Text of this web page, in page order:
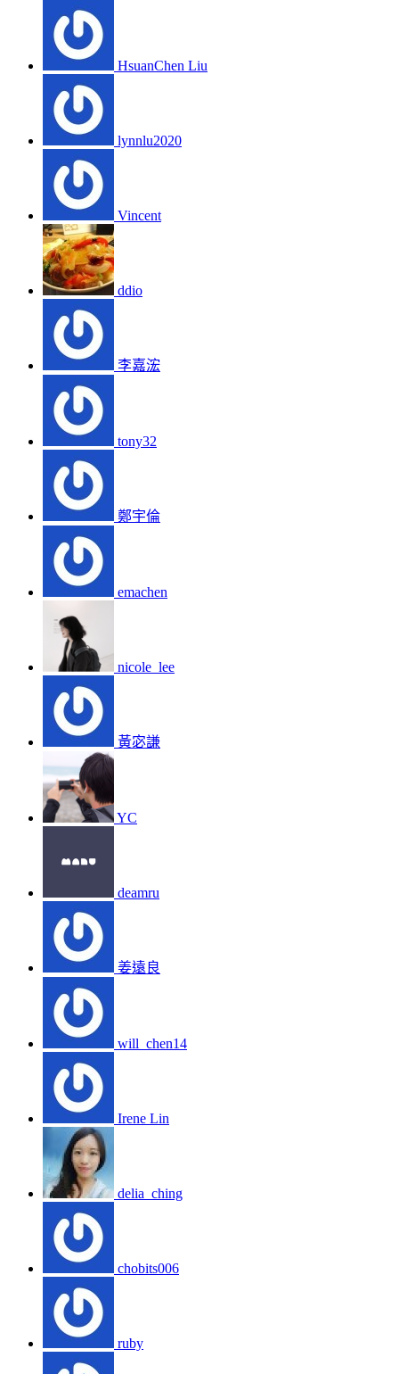
HsuanChen Liu
lynnlu2020
Vincent
ddio
李嘉浤
tony32
鄭宇倫
emachen
nicole_lee
黃宓謙
YC
deamru
姜遠良
will_chen14
Irene Lin
delia_ching
chobits006
ruby